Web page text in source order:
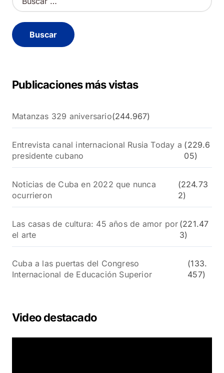
u
c
a
Publicaciones más vistas
Matanzas 329 aniversario(244.967)
Entrevista canal internacional Rusia Today a
presidente cubano
(229.6
05)
Noticias de Cuba en 2022 que nunca
ocurrieron
(224.73
2)
Las casas de cultura: 45 años de amor por
el arte
(221.47
3)
Cuba a las puertas del Congreso
Internacional de Educación Superior
(133.
457)
Video destacado